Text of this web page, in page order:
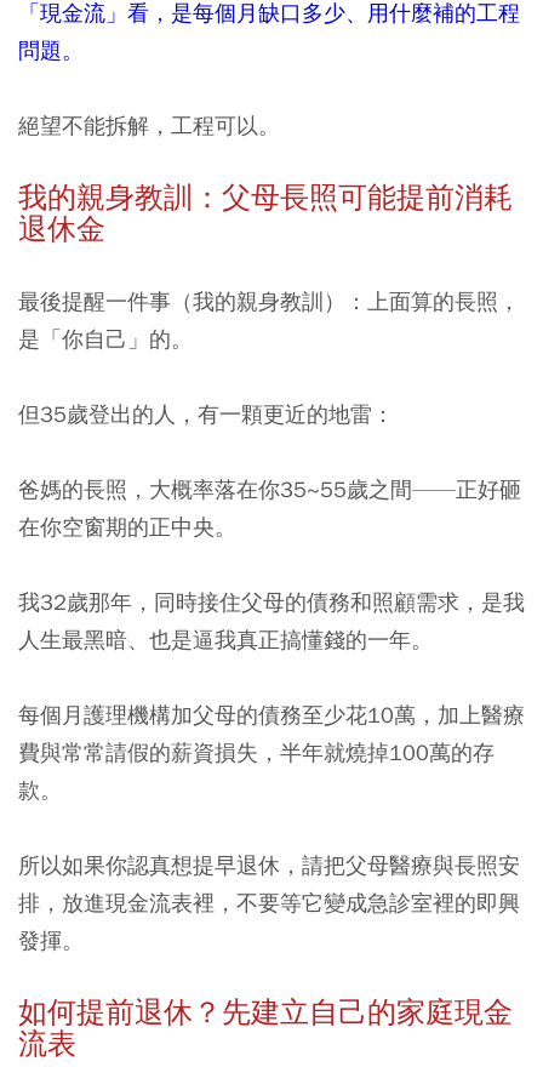
「現金流」看，是每個月缺口多少、用什麼補的工程
問題。
絕望不能拆解，工程可以。
我的親身教訓：父母長照可能提前消耗
退休金
最後提醒一件事（我的親身教訓）：上面算的長照，
是「你自己」的。
但35歲登出的人，有一顆更近的地雷：
爸媽的長照，大概率落在你35~55歲之間——正好砸
在你空窗期的正中央。
我32歲那年，同時接住父母的債務和照顧需求，是我
人生最黑暗、也是逼我真正搞懂錢的一年。
每個月護理機構加父母的債務至少花10萬，加上醫療
費與常常請假的薪資損失，半年就燒掉100萬的存
款。
所以如果你認真想提早退休，請把父母醫療與長照安
排，放進現金流表裡，不要等它變成急診室裡的即興
發揮。
如何提前退休？先建立自己的家庭現金
流表